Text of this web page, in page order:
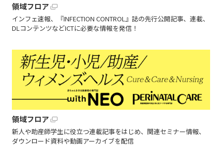
領域フロア
インフェ速報、『INFECTION CONTROL』誌の先行公開記事、連載、
DLコンテンツなどICTに必要な情報を発信！
領域フロア
新人や助産師学生に役立つ連載記事をはじめ、関連セミナー情報、
ダウンロード資料や動画アーカイブを配信